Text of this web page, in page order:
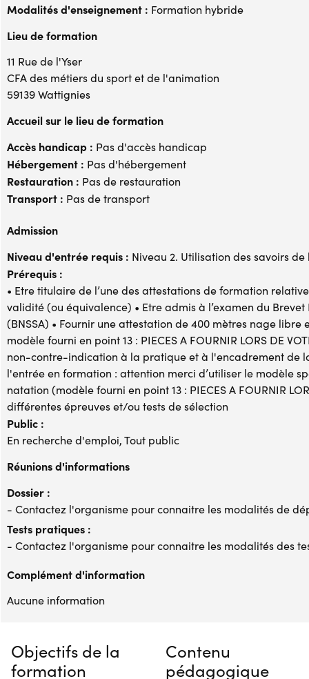
Modalités d'enseignement : Formation hybride
Lieu de formation
11 Rue de l'Yser
CFA des métiers du sport et de l'animation
59139 Wattignies
Accueil sur le lieu de formation
Accès handicap : Pas d'accès handicap
Hébergement : Pas d'hébergement
Restauration : Pas de restauration
Transport : Pas de transport
Admission
Niveau d'entrée requis : Niveau 2. Utilisation des savoirs de
Prérequis :
• Etre titulaire de l’une des attestations de formation
validité (ou équivalence) • Etre admis à l’examen du
(BNSSA) • Fournir une attestation de 400 mètres nage
modèle fourni en point 13 : PIECES A FOURNIR LORS DE
non-contre-indication à la pratique et à l'encadrement de
l'entrée en formation : attention merci d’utiliser le modèle
natation (modèle fourni en point 13 : PIECES A FOURNIR
différentes épreuves et/ou tests de sélection
Public :
En recherche d'emploi, Tout public
Réunions d'informations
Dossier :
- Contactez l'organisme pour connaitre les modalités de
Tests pratiques :
- Contactez l'organisme pour connaitre les modalités des
Complément d'information
Aucune information
Objectifs de la
formation
Contenu
pédagogique